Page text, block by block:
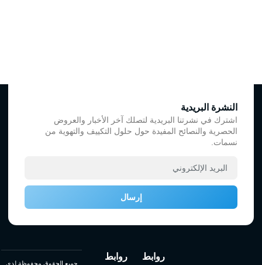
روابط روابط
جميع الحقوق محفوظة لدي
النشرة البريدية
اشترك في نشرتنا البريدية لتصلك آخر الأخبار والعروض
الحصرية والنصائح المفيدة حول حلول التكييف والتهوية من
نسمات.
إرسال